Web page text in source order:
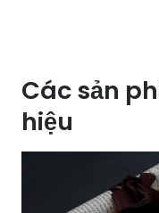
Các sản
hiệu